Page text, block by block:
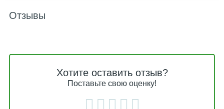
Отзывы
Хотите оставить отзыв?
Поставьте свою оценку!